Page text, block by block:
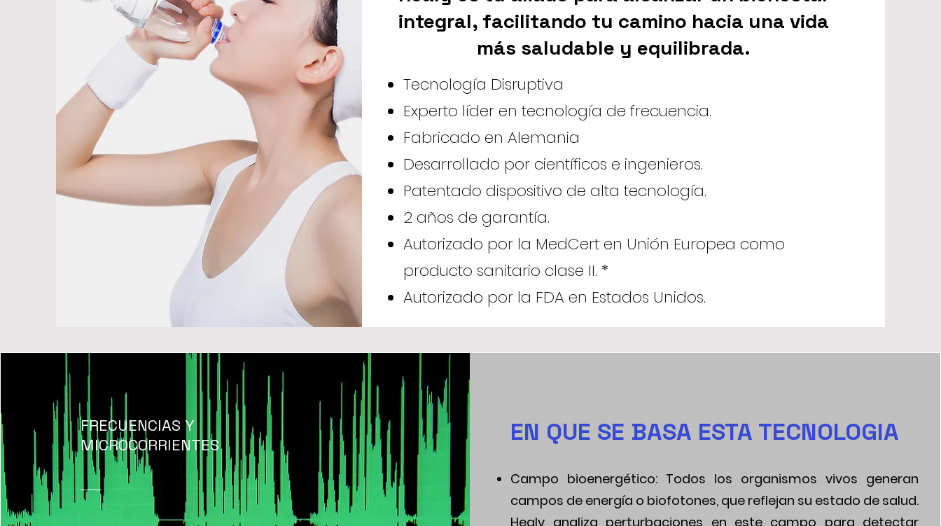
integral, facilitando tu camino hacia una vida
más saludable y equilibrada.
Tecnología Disruptiva
Experto líder en tecnología de frecuencia.
Fabricado en Alemania
Desarrollado por científicos e ingenieros.
Patentado dispositivo de alta tecnología.
2 años de garantía.
Autorizado por la MedCert en Unión Europea como
producto sanitario clase II. *
Autorizado por la FDA en Estados Unidos.
FRECUENCIAS Y
MICROCORRIENTES
EN QUE SE BASA ESTA TECNOLOGIA
Campo bioenergético: Todos los organismos vivos generan
campos de energía o biofotones, que reflejan su estado de salud.
Healy analiza perturbaciones en este campo para detectar